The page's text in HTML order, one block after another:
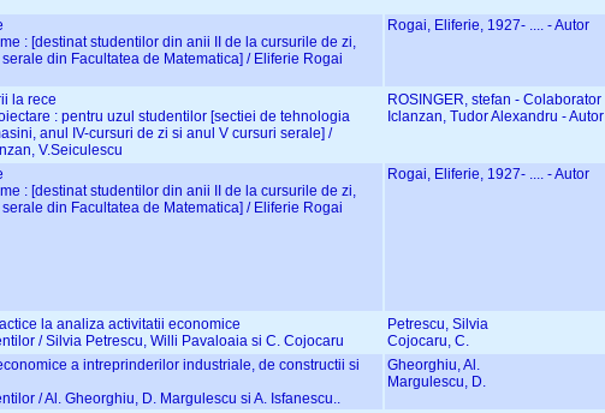
: [destinat studentilor din anii II de la cursurile de zi,
din Facultatea de Matematica] / Eliferie Rogai
Rogai, Eliferie, 1927- .... - Autor
la rece
: pentru uzul studentilor [sectiei de tehnologia
anul IV-cursuri de zi si anul V cursuri serale] /
V.Seiculescu
ROSINGER, stefan - Colaborator
Iclanzan, Tudor Alexandru - Autor
: [destinat studentilor din anii II de la cursurile de zi,
din Facultatea de Matematica] / Eliferie Rogai
Rogai, Eliferie, 1927- .... - Autor
la analiza activitatii economice
/ Silvia Petrescu, Willi Pavaloaia si C. Cojocaru
Petrescu, Silvia
Cojocaru, C.
a intreprinderilor industriale, de constructii si
/ Al. Gheorghiu, D. Margulescu si A. Isfanescu..
Gheorghiu, Al.
Margulescu, D.